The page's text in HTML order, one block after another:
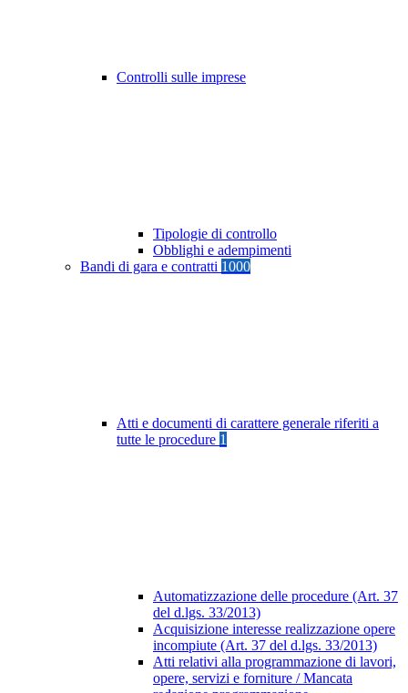
Controlli sulle imprese
Tipologie di controllo
Obblighi e adempimenti
Bandi di gara e contratti 1000
Atti e documenti di carattere generale riferiti a
tutte le procedure 1
Automatizzazione delle procedure (Art. 37
del d.lgs. 33/2013)
Acquisizione interesse realizzazione opere
incompiute (Art. 37 del d.lgs. 33/2013)
Atti relativi alla programmazione di lavori,
opere, servizi e forniture / Mancata